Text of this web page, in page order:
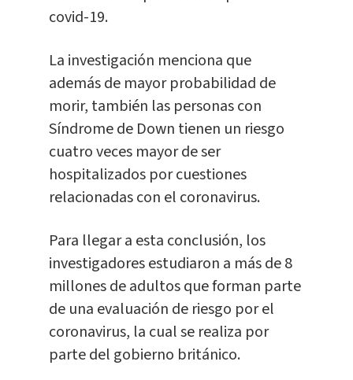
covid-19.
La investigación menciona que
además de mayor probabilidad de
morir, también las personas con
Síndrome de Down tienen un riesgo
cuatro veces mayor de ser
hospitalizados por cuestiones
relacionadas con el coronavirus.
Para llegar a esta conclusión, los
investigadores estudiaron a más de 8
millones de adultos que forman parte
de una evaluación de riesgo por el
coronavirus, la cual se realiza por
parte del gobierno británico.